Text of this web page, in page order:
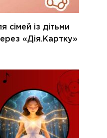
сімей із дітьми
«Дія.Картку»